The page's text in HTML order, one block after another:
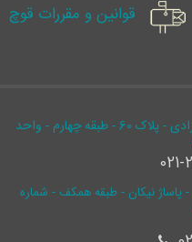
قوانین و مقررات قوچ
میدان هروی - خیابان آزادی - پلاک 60 - طبقه چهارم - واحد
پاساژ نیکان - طبقه همکف - شماره